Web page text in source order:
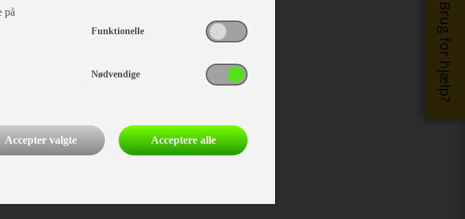
Brug for hjælp?
på
Funktionelle
Nødvendige
Accepter valgte Acceptere alle